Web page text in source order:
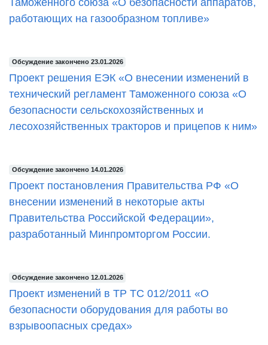
Таможенного союза «О безопасности аппаратов,
работающих на газообразном топливе»
Обсуждение закончено 23.01.2026
Проект решения ЕЭК «О внесении изменений в
технический регламент Таможенного союза «О
безопасности сельскохозяйственных и
лесохозяйственных тракторов и прицепов к ним»
Обсуждение закончено 14.01.2026
Проект постановления Правительства РФ «О
внесении изменений в некоторые акты
Правительства Российской Федерации»,
разработанный Минпромторгом России.
Обсуждение закончено 12.01.2026
Проект изменений в ТР ТС 012/2011 «О
безопасности оборудования для работы во
взрывоопасных средах»